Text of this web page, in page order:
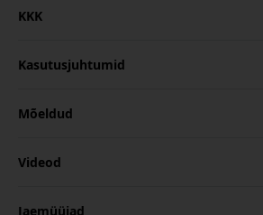
KKK
Kasutusjuhtumid
Mõeldud
Videod
Jaemüüjad